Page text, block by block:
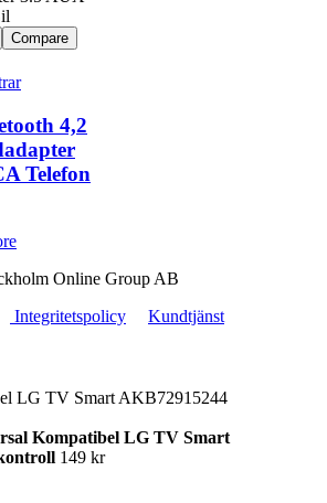
Compare
4,2
Telefon
Online Group AB
Integritetspolicy Kundtjänst
Kompatibel LG TV Smart
149 kr